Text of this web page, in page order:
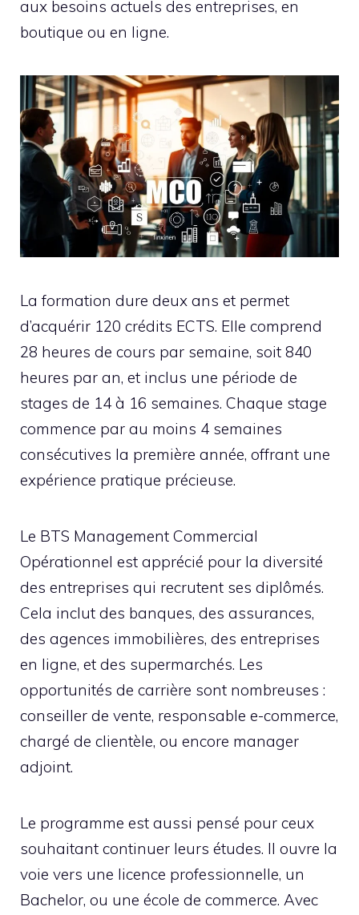
aux besoins actuels des entreprises, en
boutique ou en ligne.
La formation dure deux ans et permet
d’acquérir 120 crédits ECTS. Elle comprend
28 heures de cours par semaine, soit 840
heures par an, et inclus une période de
stages de 14 à 16 semaines. Chaque stage
commence par au moins 4 semaines
consécutives la première année, offrant une
expérience pratique précieuse.
Le BTS Management Commercial
Opérationnel est apprécié pour la diversité
des entreprises qui recrutent ses diplômés.
Cela inclut des banques, des assurances,
des agences immobilières, des entreprises
en ligne, et des supermarchés. Les
opportunités de carrière sont nombreuses :
conseiller de vente, responsable e-commerce,
chargé de clientèle, ou encore manager
adjoint.
Le programme est aussi pensé pour ceux
souhaitant continuer leurs études. Il ouvre la
voie vers une licence professionnelle, un
Bachelor, ou une école de commerce. Avec